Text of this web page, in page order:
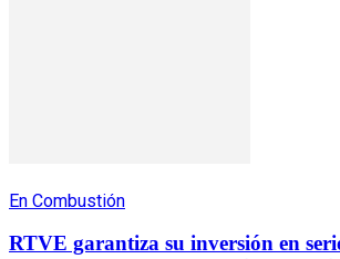
En Combustión
RTVE garantiza su inversión en